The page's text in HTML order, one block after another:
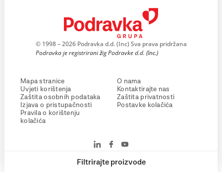
Filtrirajte proizvode
© 1998 – 2026 Podravka d.d. (Inc) Sva prava pridržana
Podravka je registrirani žig Podravke d.d. (Inc.)
Mapa stranice
Uvjeti korištenja
Zaštita osobnih podataka
Izjava o pristupačnosti
Pravila o korištenju
kolačića
O nama
Kontaktirajte nas
Zaštita privatnosti
Postavke kolačića